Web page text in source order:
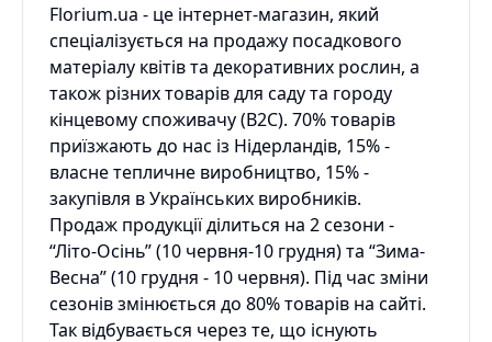
Florium.ua - це інтернет-магазин, який
спеціалізується на продажу посадкового
матеріалу квітів та декоративних рослин, а
також різних товарів для саду та городу
кінцевому споживачу (B2С). 70% товарів
приїзжають до нас із Нідерландів, 15% -
власне тепличне виробництво, 15% -
закупівля в Українських виробників.
Продаж продукції ділиться на 2 сезони -
“Літо-Осінь” (10 червня-10 грудня) та “Зима-
Весна” (10 грудня - 10 червня). Під час зміни
сезонів змінюється до 80% товарів на сайті.
Так відбувається через те, що існують